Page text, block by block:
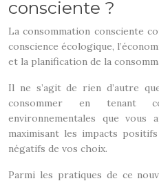
consciente ?
La consommation consciente
conscience écologique,
et la planification de la
Il ne s’agit de rien d’autre
consommer en tenant
environnementales que vous
maximisant les impacts
négatifs de vos choix.
Parmi les pratiques de ce